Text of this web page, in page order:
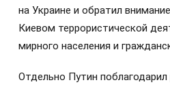
на Украине и обратил
Киевом террористической
мирного населения и
Отдельно Путин